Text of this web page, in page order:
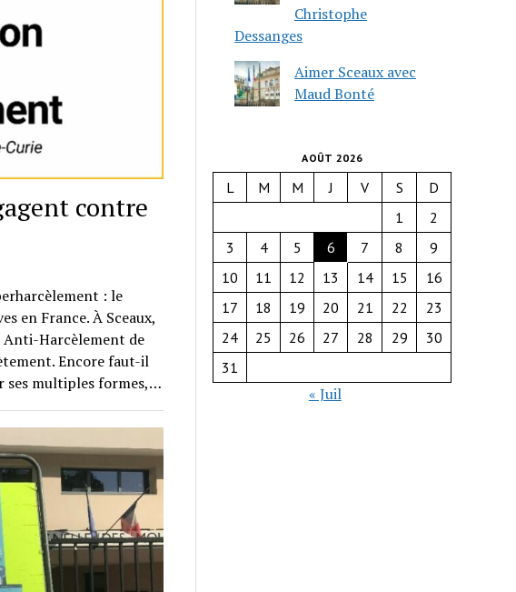
contre
: le
en France. À Sceaux,
Anti-Harcèlement de
Encore faut-il
ses multiples formes,…
Christophe
Dessanges
Aimer Sceaux avec
Maud Bonté
AOÛT 2026
L M M J V S
D
1
2
3
4 5 6 7 8
9
10
11 12 13 14 15
16
17
18 19 20 21 22
23
24
25 26 27 28 29
30
31
« Juil